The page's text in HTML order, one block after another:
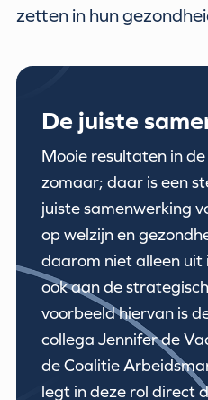
zetten in hun
De juiste
Mooie resultaten in
zomaar; daar is een
juiste samenwerking
op welzijn en
daarom niet alleen
ook aan de
voorbeeld hiervan is
collega Jennifer de
de Coalitie
legt in deze rol direct